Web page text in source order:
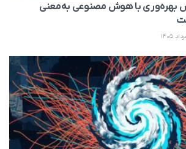
بهره‌وری با هوش مصنوعی به‌معنی